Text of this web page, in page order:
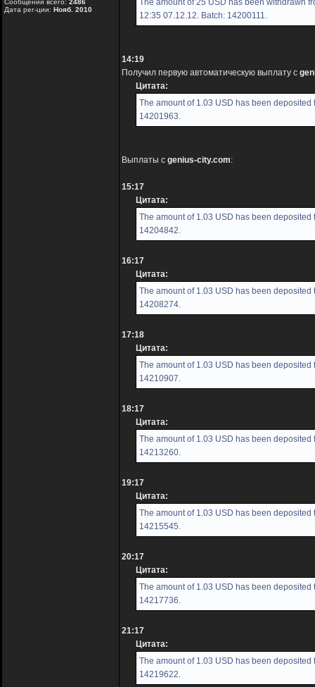
Сообщений всего: 2486
Дата рег-ции: Нояб. 2010
The amount of 25 USD has been withdrawn
12:35 07.12.12. Batch: 14200111.
14:19
Получил первую автоматическую выплату с
Цитата:
The amount of 1.03 USD has been deposited
14201963.
Выплаты с genius-city.com:
15:17
Цитата:
The amount of 1.03 USD has been deposited
14204842.
16:17
Цитата:
The amount of 1.03 USD has been deposited
14208274.
17:18
Цитата:
The amount of 1.03 USD has been deposited
14210907.
18:17
Цитата:
The amount of 1.03 USD has been deposited
14213260.
19:17
Цитата:
The amount of 1.03 USD has been deposited
14215545.
20:17
Цитата:
The amount of 1.03 USD has been deposited
14217736.
21:17
Цитата:
The amount of 1.03 USD has been deposited
14219622.